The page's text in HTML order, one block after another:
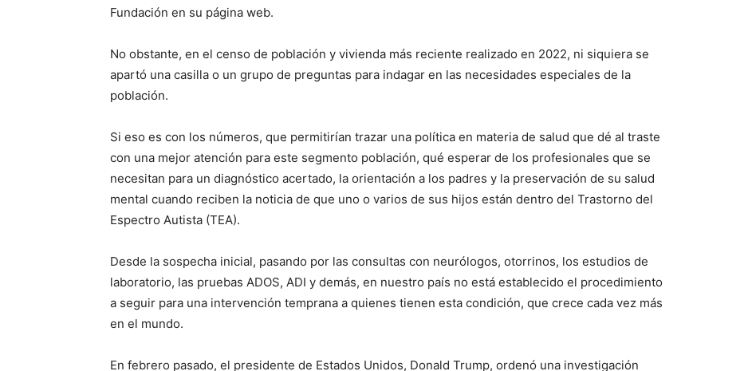
Fundación en su página web.
No obstante, en el censo de población y vivienda más reciente realizado en 2022, ni siquiera se
apartó una casilla o un grupo de preguntas para indagar en las necesidades especiales de la
población.
Si eso es con los números, que permitirían trazar una política en materia de salud que dé al traste
con una mejor atención para este segmento población, qué esperar de los profesionales que se
necesitan para un diagnóstico acertado, la orientación a los padres y la preservación de su salud
mental cuando reciben la noticia de que uno o varios de sus hijos están dentro del Trastorno del
Espectro Autista (TEA).
Desde la sospecha inicial, pasando por las consultas con neurólogos, otorrinos, los estudios de
laboratorio, las pruebas ADOS, ADI y demás, en nuestro país no está establecido el procedimiento
a seguir para una intervención temprana a quienes tienen esta condición, que crece cada vez más
en el mundo.
En febrero pasado, el presidente de Estados Unidos, Donald Trump, ordenó una investigación